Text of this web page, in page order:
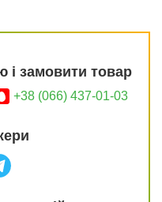
і замовити товар
+38 (066) 437-01-03